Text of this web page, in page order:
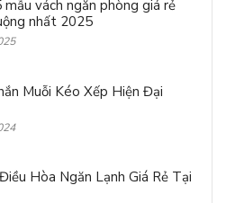
mẫu vách ngăn phòng giá rẻ
nhất 2025
Muỗi Kéo Xếp Hiện Đại
Hòa Ngăn Lạnh Giá Rẻ Tại